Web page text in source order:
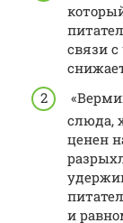
связи
слюда,
ценен
и